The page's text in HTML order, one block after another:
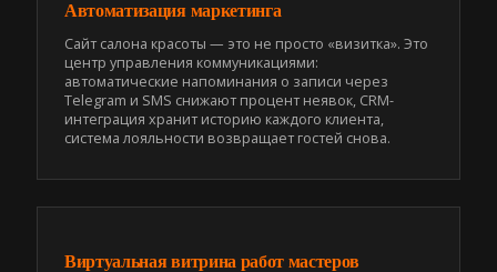
Автоматизация маркетинга
Сайт салона красоты — это не просто «визитка». Это
центр управления коммуникациями:
автоматические напоминания о записи через
Telegram и SMS снижают процент неявок, CRM-
интеграция хранит историю каждого клиента,
система лояльности возвращает гостей снова.
Виртуальная витрина работ мастеров